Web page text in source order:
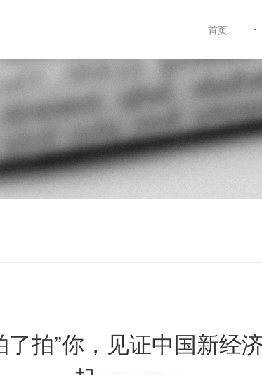
首页
了拍”你，见证中国新经